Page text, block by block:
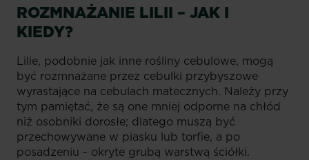
ROZMNAŻANIE LILII – JAK I
KIEDY?
Lilie, podobnie jak inne rośliny cebulowe, mogą
być rozmnażane przez cebulki przybyszowe
wyrastające na cebulach matecznych. Należy przy
tym pamiętać, że są one mniej odporne na chłód
niż osobniki dorosłe; dlatego muszą być
przechowywane w piasku lub torfie, a po
posadzeniu - okryte grubą warstwą ściółki.